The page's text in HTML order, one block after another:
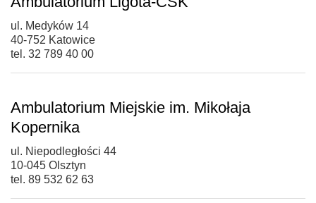
ul. Medyków 14
40-752 Katowice
tel. 32 789 40 00
Ambulatorium Miejskie im. Mikołaja
Kopernika
ul. Niepodległości 44
10-045 Olsztyn
tel. 89 532 62 63